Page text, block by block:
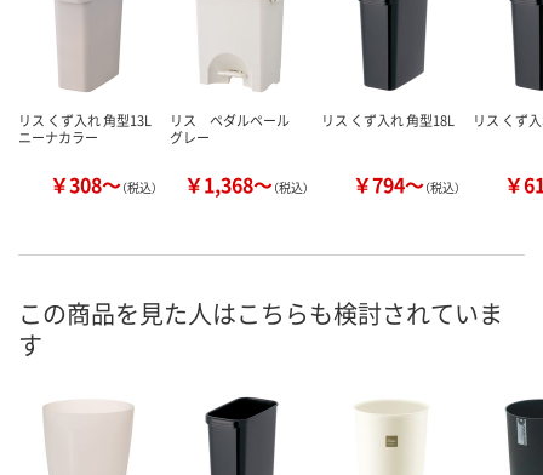
リス くず入れ 角型13L
ニーナカラー
￥308～（税込）
リス ペダルペール
グレー
￥1,368～（税込）
リス くず入れ 角型18L
￥794～（税込）
リス くず
￥
この商品を見た人はこちらも検討されていま
す